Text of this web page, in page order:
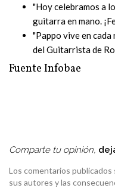
"Hoy celebramos a
guitarra en mano.
"Pappo vive en
del Guitarrista de
Fuente Infobae
Comparte tu opinión,
Los comentarios
sus autores y las